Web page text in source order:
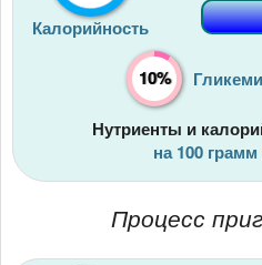
Калорийность
10%
Нутриенты и
на 100
Процесс